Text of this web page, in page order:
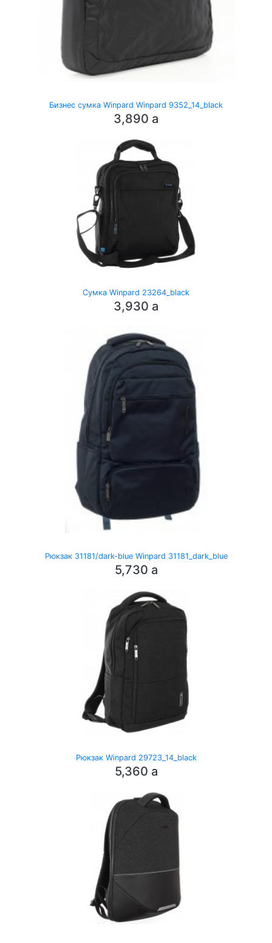
Бизнес сумка Winpard Winpard 9352_14_black
3,890 a
Сумка Winpard 23264_black
3,930 a
Рюкзак 31181/dark-blue Winpard 31181_dark_blue
5,730 a
Рюкзак Winpard 29723_14_black
5,360 a